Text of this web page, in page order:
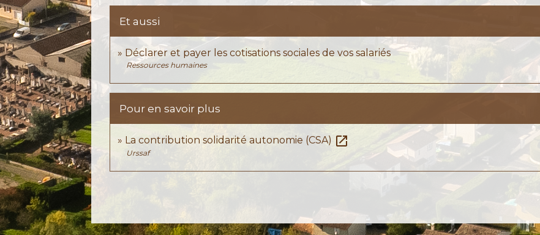
Et aussi
Déclarer et payer les cotisations sociales de vos salariés
Ressources humaines
Pour en savoir plus
La contribution solidarité autonomie (CSA) open_in_new
Urssaf